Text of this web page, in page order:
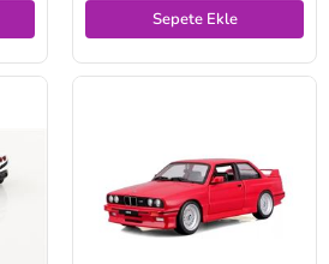
Sepete Ekle